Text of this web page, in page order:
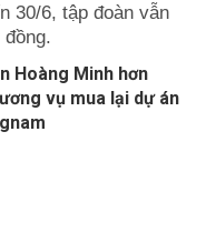
30/6, tập đoàn vẫn
Hoàng Minh hơn
vụ mua lại dự án